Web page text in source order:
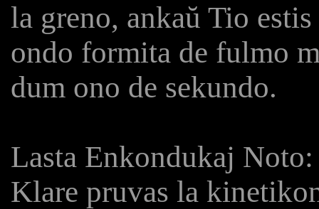
la greno, ankaŭ Tio
ondo formita de fulmo
dum ono de sekundo.
Lasta Enkondukaj
Klare pruvas la